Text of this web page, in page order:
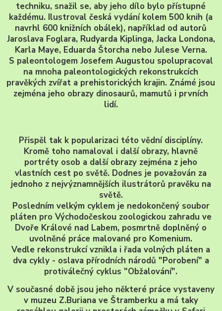
techniku, snažil se, aby jeho dílo bylo přístupné
každému. Ilustroval česká vydání kolem 500 knih (a
navrhl 600 knižních obálek), například od autorů
Jaroslava Foglara, Rudyarda Kiplinga, Jacka Londona,
Karla Maye, Eduarda Štorcha nebo Julese Verna.
S paleontologem Josefem Augustou spolupracoval
na mnoha paleontologických rekonstrukcích
pravěkých zvířat a prehistorických krajin. Známé jsou
zejména jeho obrazy dinosaurů, mamutů i prvních
lidí.
Přispěl tak k popularizaci této vědní disciplíny.
Kromě toho namaloval i další obrazy, hlavně
portréty osob a další obrazy zejména z jeho
vlastních cest po světě. Dodnes je považován za
jednoho z nejvýznamnějších ilustrátorů pravěku na
světě.
Posledním velkým cyklem je nedokončený soubor
pláten pro Východočeskou zoologickou zahradu ve
Dvoře Králové nad Labem, posmrtně doplněný o
uvolněné práce malované pro Komenium.
Vedle rekonstrukcí vznikla i řada volných pláten a
dva cykly - oslava přírodních národů "Porobení" a
protiválečný cyklus "Obžalování".
V současné době jsou jeho některé práce vystaveny
v muzeu Z.Buriana ve Štramberku a má taky